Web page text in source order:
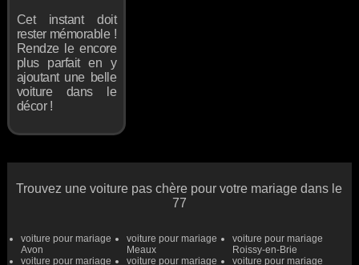
Cet instant doit
rester mémorable !
Rendze le encore
plus parfait en y
ajoutant une belle
voiture dans le
décor !
Trouvez une voiture pas chère pour votre mariage dans le
77
voiture pour mariage
Avon
voiture pour mariage
voiture pour mariage
Meaux
voiture pour mariage
voiture pour mariage
Roissy-en-Brie
voiture pour mariage